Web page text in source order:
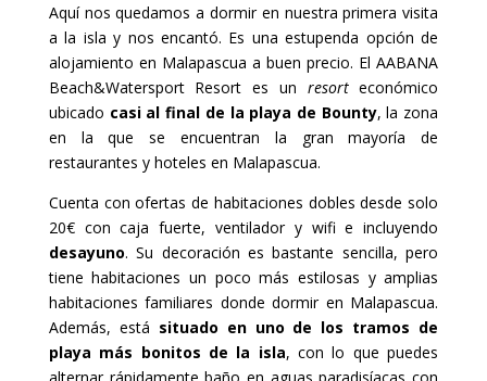
Aquí nos quedamos a dormir en nuestra primera visita
a la isla y nos encantó. Es una estupenda opción de
alojamiento en Malapascua a buen precio. El AABANA
Beach&Watersport Resort es un resorteconómico
ubicado casi al final de la playa de Bounty, la zona
en la que se encuentran la gran mayoría de
restaurantes y hoteles en Malapascua.
Cuenta con ofertas de habitaciones dobles desde solo
20€ con caja fuerte, ventilador y wifi e incluyendo
desayuno. Su decoración es bastante sencilla, pero
tiene habitaciones un poco más estilosas y amplias
habitaciones familiares donde dormir en Malapascua.
Además, está situado en uno de los tramos de
playa más bonitos de la isla, con lo que puedes